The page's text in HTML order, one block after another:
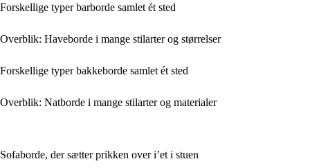
Forskellige typer barborde samlet ét sted
Overblik: Haveborde i mange stilarter og størrelser
Forskellige typer bakkeborde samlet ét sted
Overblik: Natborde i mange stilarter og materialer
Sofaborde, der sætter prikken over i’et i stuen